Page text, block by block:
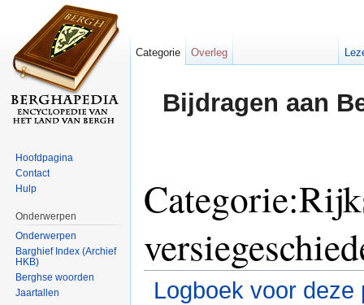
Bijdragen aan
Logboek voor deze
Categorie Overleg
Hoofdpagina
Contact
Hulp
Onderwerpen
Onderwerpen
Barghief Index (Archief
HKB)
Berghse woorden
Jaartallen